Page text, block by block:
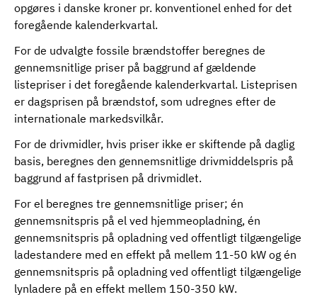
opgøres i danske kroner pr. konventionel enhed for det
foregående kalenderkvartal.
For de udvalgte fossile brændstoffer beregnes de
gennemsnitlige priser på baggrund af gældende
listepriser i det foregående kalenderkvartal. Listeprisen
er dagsprisen på brændstof, som udregnes efter de
internationale markedsvilkår.
For de drivmidler, hvis priser ikke er skiftende på daglig
basis, beregnes den gennemsnitlige drivmiddelspris på
baggrund af fastprisen på drivmidlet.
For el beregnes tre gennemsnitlige priser; én
gennemsnitspris på el ved hjemmeopladning, én
gennemsnitspris på opladning ved offentligt tilgængelige
ladestandere med en effekt på mellem 11-50 kW og én
gennemsnitspris på opladning ved offentligt tilgængelige
lynladere på en effekt mellem 150-350 kW.